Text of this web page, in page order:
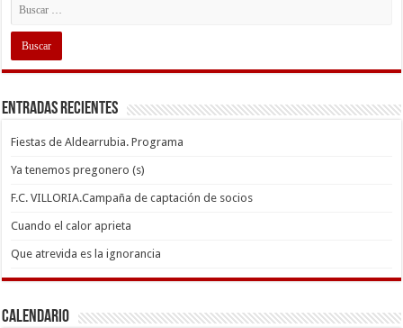
Entradas recientes
Fiestas de Aldearrubia. Programa
Ya tenemos pregonero (s)
F.C. VILLORIA.Campaña de captación de socios
Cuando el calor aprieta
Que atrevida es la ignorancia
Calendario